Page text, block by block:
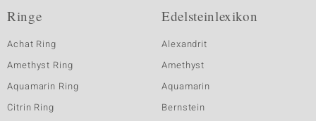
Ringe
Achat Ring
Amethyst Ring
Aquamarin Ring
Citrin Ring
Edelsteinlexikon
Alexandrit
Amethyst
Aquamarin
Bernstein